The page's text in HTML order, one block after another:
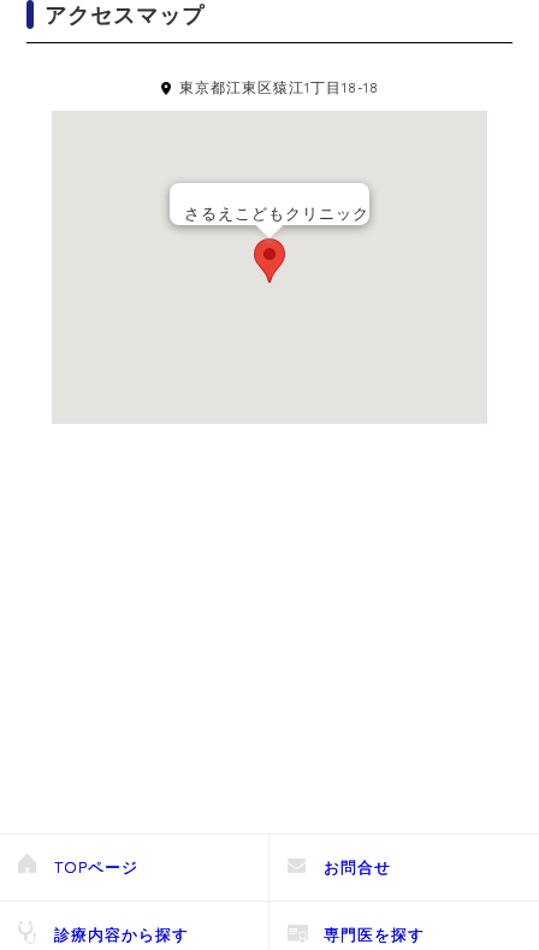
アクセスマップ
東京都江東区猿江1丁目18-18
さるえこどもクリニック
TOPページ お問合せ
診療内容から探す 専門医を探す